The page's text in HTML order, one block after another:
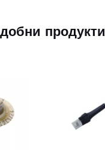
продукти